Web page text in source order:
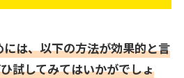
は、以下の方法が効果的と言
試してみてはいかがでしょ